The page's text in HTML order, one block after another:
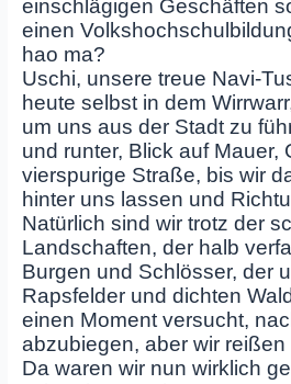
einschlägigen Geschäften
einen
hao ma?
Uschi, unsere treue Navi-
heute selbst in dem
um uns aus der Stadt zu
und runter, Blick auf Mauer,
vierspurige Straße, bis wir
hinter uns lassen und
Natürlich sind wir trotz der
Landschaften, der halb
Burgen und Schlösser, der
Rapsfelder und dichten
einen Moment versucht,
abzubiegen, aber wir
Da waren wir nun wirklich